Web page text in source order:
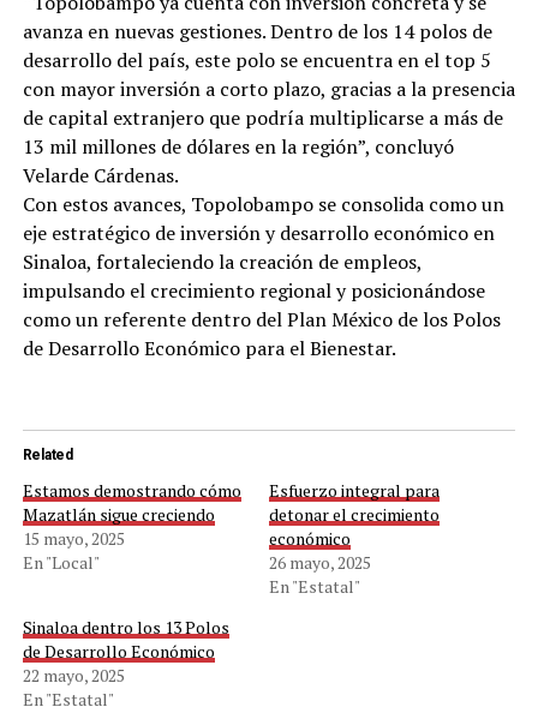
avanza en nuevas gestiones. Dentro de los 14 polos de
desarrollo del país, este polo se encuentra en el top 5
con mayor inversión a corto plazo, gracias a la presencia
de capital extranjero que podría multiplicarse a más de
13 mil millones de dólares en la región”, concluyó
Velarde Cárdenas.
Con estos avances, Topolobampo se consolida como un
eje estratégico de inversión y desarrollo económico en
Sinaloa, fortaleciendo la creación de empleos,
impulsando el crecimiento regional y posicionándose
como un referente dentro del Plan México de los Polos
de Desarrollo Económico para el Bienestar.
Related
Estamos demostrando cómo
Mazatlán sigue creciendo
15 mayo, 2025
En "Local"
Esfuerzo integral para
detonar el crecimiento
económico
26 mayo, 2025
En "Estatal"
Sinaloa dentro los 13 Polos
de Desarrollo Económico
22 mayo, 2025
En "Estatal"